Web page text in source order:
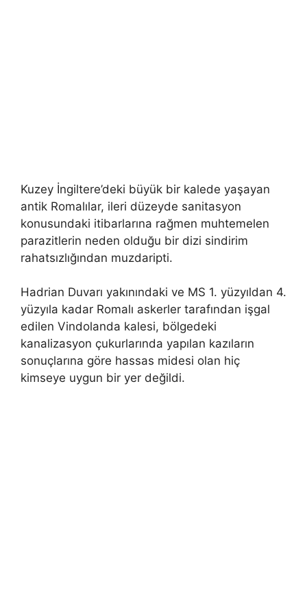
Kuzey İngiltere’deki büyük bir kalede yaşayan
antik Romalılar, ileri düzeyde sanitasyon
konusundaki itibarlarına rağmen muhtemelen
parazitlerin neden olduğu bir dizi sindirim
rahatsızlığından muzdaripti.
Hadrian Duvarı yakınındaki ve MS 1. yüzyıldan 4.
yüzyıla kadar Romalı askerler tarafından işgal
edilen Vindolanda kalesi, bölgedeki
kanalizasyon çukurlarında yapılan kazıların
sonuçlarına göre hassas midesi olan hiç
kimseye uygun bir yer değildi.